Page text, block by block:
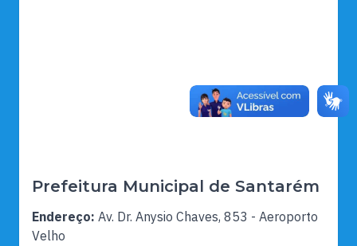
Prefeitura Municipal de Santarém
Endereço: Av. Dr. Anysio Chaves, 853 - Aeroporto
Velho